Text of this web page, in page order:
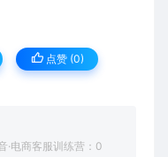
点赞 (0)
·电商客服训练营：0